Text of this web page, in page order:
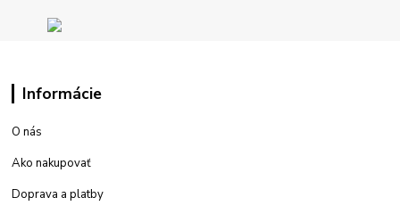
Informácie
O nás
Ako nakupovať
Doprava a platby